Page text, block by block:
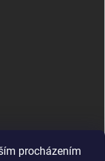
procházením